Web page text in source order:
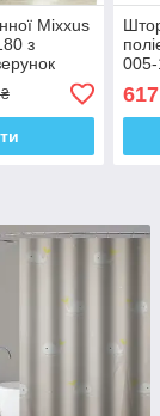
Mixxus
з
005-
617